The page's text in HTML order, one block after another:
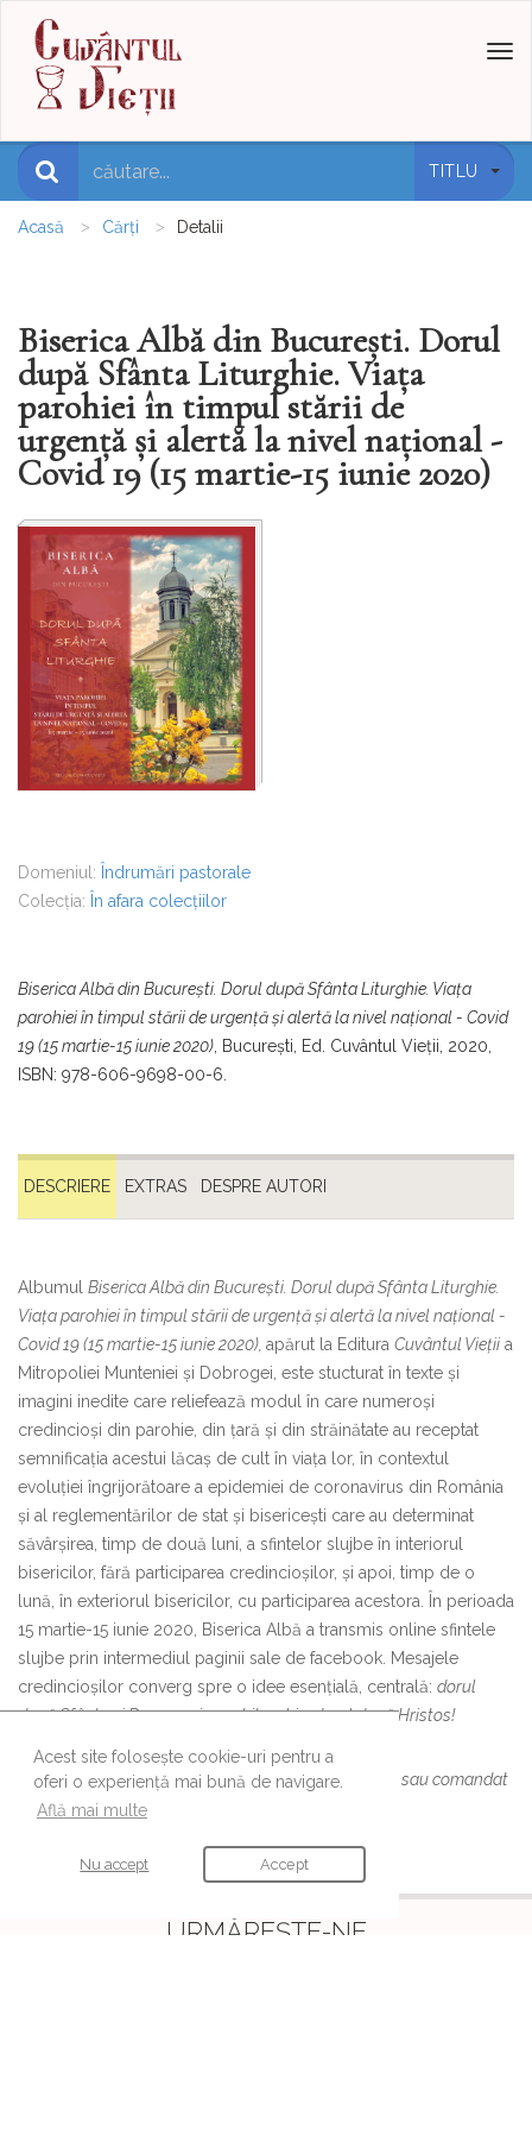
Acest site folosește cookie-uri pentru a
oferi o experiență mai bună de navigare.
Află mai multe
Nu accept Accept
TITLU
Acasă Cărți Detalii
Biserica Albă din București. Dorul
după Sfânta Liturghie. Viața
parohiei în timpul stării de
urgență și alertă la nivel național -
Covid 19 (15 martie-15 iunie 2020)
Domeniul: Îndrumări pastorale
Colecția: În afara colecțiilor
Biserica Albă din București. Dorul după Sfânta Liturghie. Viața
parohiei în timpul stării de urgență și alertă la nivel național - Covid
19 (15 martie-15 iunie 2020) , București, Ed. Cuvântul Vieții, 2020,
ISBN: 978-606-9698-00-6.
DESCRIERE EXTRAS DESPRE AUTORI
Albumul Biserica Albă din București. Dorul după Sfânta Liturghie.
Viața parohiei în timpul stării de urgență și alertă la nivel național -
Covid 19 (15 martie-15 iunie 2020), apărut la Editura Cuvântul Vieții a
Mitropoliei Munteniei și Dobrogei, este stucturat în texte și
imagini inedite care reliefează modul în care numeroși
credincioși din parohie, din țară și din străinătate au receptat
semnificația acestui lăcaș de cult în viața lor, în contextul
evoluţiei îngrijorătoare a epidemiei de coronavirus din România
și al reglementărilor de stat și bisericești care au determinat
săvârșirea, timp de două luni, a sfintelor slujbe în interiorul
bisericilor, fără participarea credincioșilor, și apoi, timp de o
lună, în exteriorul bisericilor, cu participarea acestora. În perioada
15 martie-15 iunie 2020, Biserica Albă a transmis online sfintele
slujbe prin intermediul paginii sale de facebook. Mesajele
credincioșilor converg spre o idee esențială, centrală: dorul
după Sfânta și Dumnezeiasca Liturghie, dorul după Hristos!
Albumul poate fi achiziționat de la pangarul bisericii sau comandat
la adresa:contact@bisericaalbabucuresti.ro
URMĂREȘTE-NE